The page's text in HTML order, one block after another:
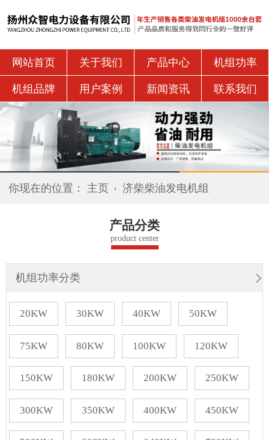
网站首页 关于我们 产品中心 机组功率
机组品牌 用户案例 新闻资讯 联系我们
你现在的位置： 主页 济柴柴油发电机组
产品分类
product center
机组功率分类
20KW 30KW 40KW 50KW
75KW 80KW 100KW 120KW
150KW 180KW 200KW 250KW
300KW 350KW 400KW 450KW